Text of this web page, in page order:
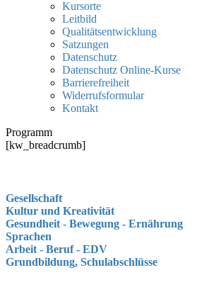
Kursorte
Leitbild
Qualitätsentwicklung
Satzungen
Datenschutz
Datenschutz Online-Kurse
Barrierefreiheit
Widerrufsformular
Kontakt
Programm
[kw_breadcrumb]
Gesellschaft
Kultur und Kreativität
Gesundheit - Bewegung - Ernährung
Sprachen
Arbeit - Beruf - EDV
Grundbildung, Schulabschlüsse